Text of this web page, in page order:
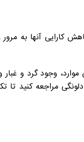
کارایی آنها به
وجود گرد و
دلونگی مراجعه کنید